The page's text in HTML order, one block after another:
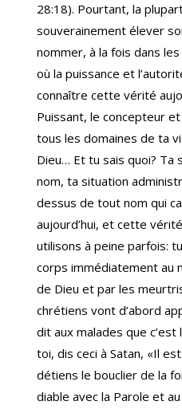
28:18). Pourtant, la
souverainement élever
nommer, à la fois dans
où la puissance et
connaître cette vérité
Puissant, le concepteur
tous les domaines de ta
Dieu… Et tu sais quoi? Ta
nom, ta situation
dessus de tout nom qui
aujourd’hui, et cette
utilisons à peine parfois:
corps immédiatement au
de Dieu et par les
chrétiens vont d’abord
dit aux malades que
toi, dis ceci à Satan, «Il
détiens le bouclier de la
diable avec la Parole et